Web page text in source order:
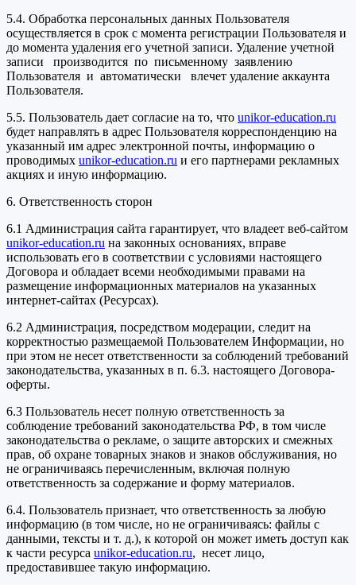
5.4. Обработка персональных данных Пользователя
осуществляется в срок с момента регистрации Пользователя и
до момента удаления его учетной записи. Удаление учетной
записи производится по письменному заявлению
Пользователя и автоматически влечет удаление аккаунта
Пользователя.
5.5. Пользователь дает согласие на то, что unikor-education.ru
будет направлять в адрес Пользователя корреспонденцию на
указанный им адрес электронной почты, информацию о
проводимых unikor-education.ru и его партнерами рекламных
акциях и иную информацию.
6. Ответственность сторон
6.1 Администрация сайта гарантирует, что владеет веб-сайтом
unikor-education.ru на законных основаниях, вправе
использовать его в соответствии с условиями настоящего
Договора и обладает всеми необходимыми правами на
размещение информационных материалов на указанных
интернет-сайтах (Ресурсах).
6.2 Администрация, посредством модерации, следит на
корректностью размещаемой Пользователем Информации, но
при этом не несет ответственности за соблюдений требований
законодательства, указанных в п. 6.3. настоящего Договора-
оферты.
6.3 Пользователь несет полную ответственность за
соблюдение требований законодательства РФ, в том числе
законодательства о рекламе, о защите авторских и смежных
прав, об охране товарных знаков и знаков обслуживания, но
не ограничиваясь перечисленным, включая полную
ответственность за содержание и форму материалов.
6.4. Пользователь признает, что ответственность за любую
информацию (в том числе, но не ограничиваясь: файлы с
данными, тексты и т. д.), к которой он может иметь доступ как
к части ресурса unikor-education.ru, несет лицо,
предоставившее такую информацию.